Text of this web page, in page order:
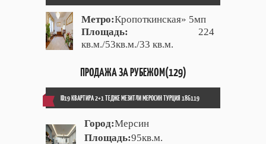
Метро:Кропоткинская» 5мп
Площадь:
224
кв.м./53кв.м./33 кв.м.
ПРОДАЖА ЗА РУБЕЖОМ(129)
ID19 КВАРТИРА 2+1 ТЕДЖЕ МЕЗИТЛИ МЕРОСИН ТУРЦИЯ 186119
Город:Мерсин
Площадь:95кв.м.